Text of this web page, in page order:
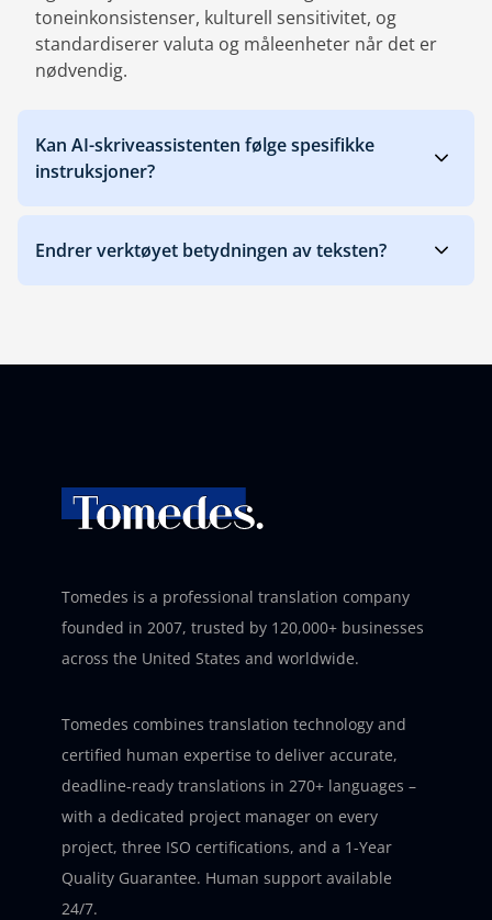
toneinkonsistenser, kulturell sensitivitet, og
standardiserer valuta og måleenheter når det er
nødvendig.
Kan AI-skriveassistenten følge spesifikke
instruksjoner?
Endrer verktøyet betydningen av teksten?
Tomedes is a professional translation company
founded in 2007, trusted by 120,000+ businesses
across the United States and worldwide.
Tomedes combines translation technology and
certified human expertise to deliver accurate,
deadline-ready translations in 270+ languages –
with a dedicated project manager on every
project, three ISO certifications, and a 1-Year
Quality Guarantee. Human support available
24/7.